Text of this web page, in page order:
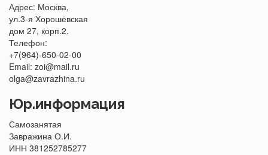
Адрес: Москва,
ул.3-я Хорошёвская
дом 27, корп.2.
Телефон:
+7(964)-650-02-00
Email:
Юр.информация
Самозанятая
Завражина О.И.
ИНН 381252785277